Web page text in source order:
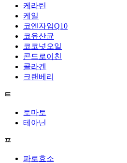
케라틴
케일
코엔자임Q10
코유산균
코코넛오일
콘드로이친
콜라겐
크랜베리
ㅌ
토마토
테아닌
ㅍ
파로효소